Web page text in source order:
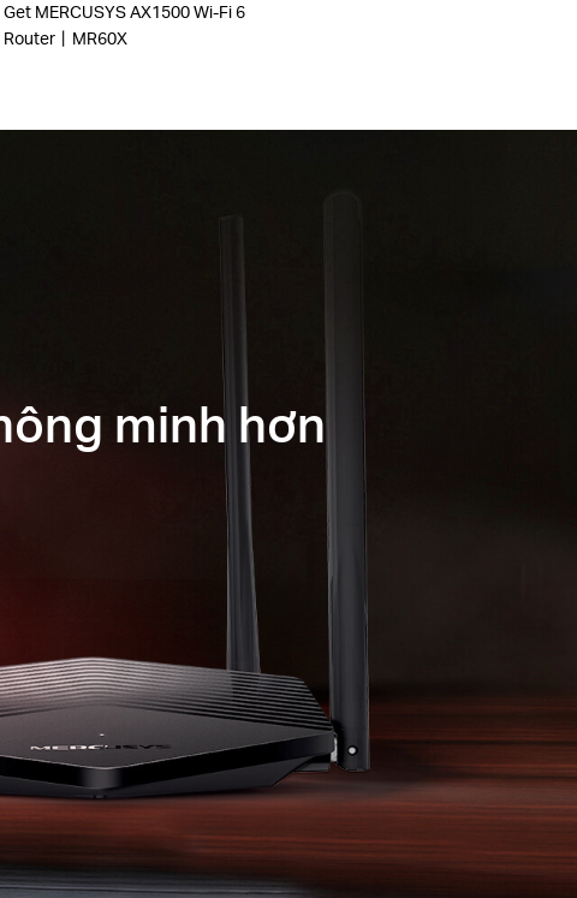
Get MERCUSYS AX1500 Wi-Fi 6
Router丨MR60X
minh hơn